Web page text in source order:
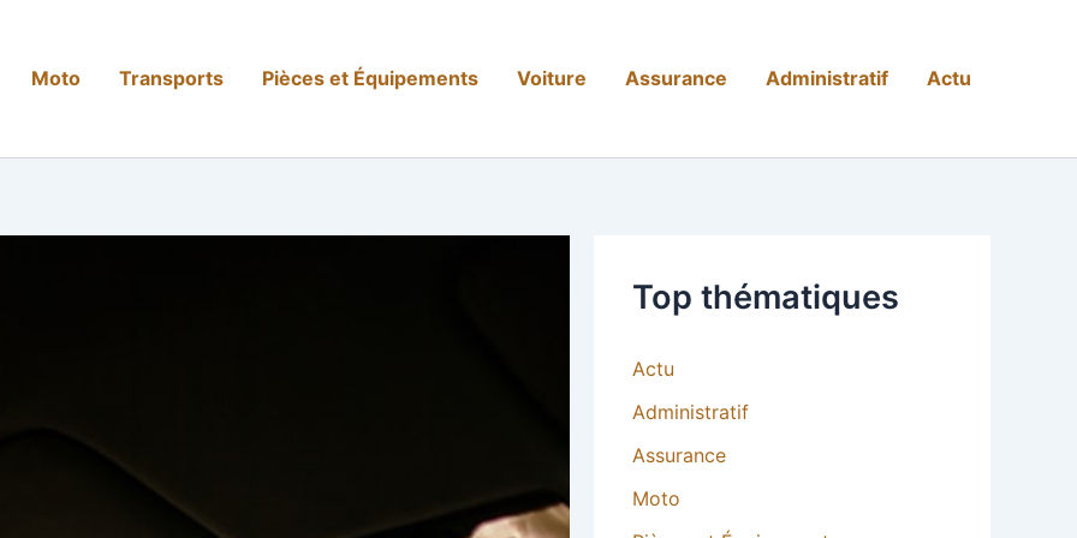
Moto Transports Pièces et Équipements Voiture Assurance Administratif Actu
Top thématiques
Actu
Administratif
Assurance
Moto